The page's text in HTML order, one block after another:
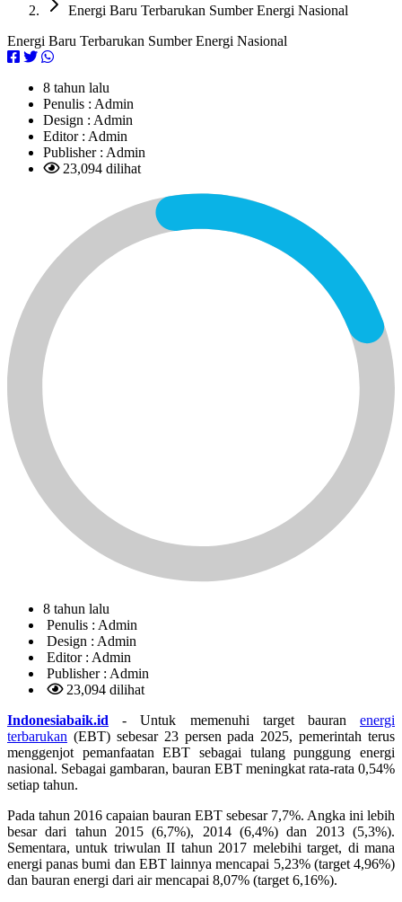
Energi Baru Terbarukan Sumber Energi Nasional
Energi Baru Terbarukan Sumber Energi Nasional
8 tahun lalu
Penulis : Admin
Design : Admin
Editor : Admin
Publisher : Admin
23,094 dilihat
8 tahun lalu
Penulis : Admin
Design : Admin
Editor : Admin
Publisher : Admin
23,094 dilihat
Indonesiabaik.id - Untuk memenuhi target bauran energi
terbarukan (EBT) sebesar 23 persen pada 2025, pemerintah terus
menggenjot pemanfaatan EBT sebagai tulang punggung energi
nasional. Sebagai gambaran, bauran EBT meningkat rata-rata 0,54%
setiap tahun.
Pada tahun 2016 capaian bauran EBT sebesar 7,7%. Angka ini lebih
besar dari tahun 2015 (6,7%), 2014 (6,4%) dan 2013 (5,3%).
Sementara, untuk triwulan II tahun 2017 melebihi target, di mana
energi panas bumi dan EBT lainnya mencapai 5,23% (target 4,96%)
dan bauran energi dari air mencapai 8,07% (target 6,16%).